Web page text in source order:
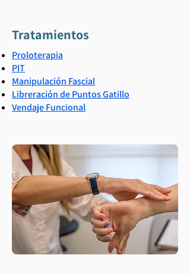
Tratamientos
Proloterapia
PIT
Manipulación Fascial
Libreración de Puntos Gatillo
Vendaje Funcional